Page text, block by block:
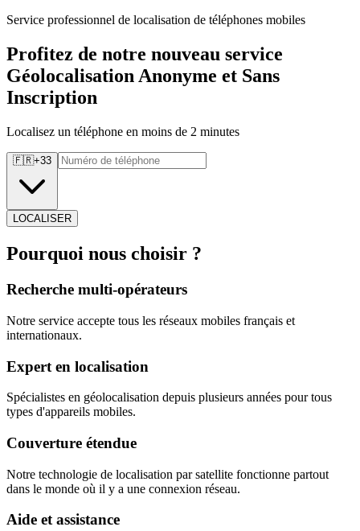
Service professionnel de localisation de téléphones mobiles
Profitez de notre nouveau service
Géolocalisation Anonyme et Sans
Inscription
Localisez un téléphone en moins de 2 minutes
🇫🇷+33
LOCALISER
Pourquoi nous choisir ?
Recherche multi-opérateurs
Notre service accepte tous les réseaux mobiles français et
internationaux.
Expert en localisation
Spécialistes en géolocalisation depuis plusieurs années pour tous
types d'appareils mobiles.
Couverture étendue
Notre technologie de localisation par satellite fonctionne partout
dans le monde où il y a une connexion réseau.
Aide et assistance